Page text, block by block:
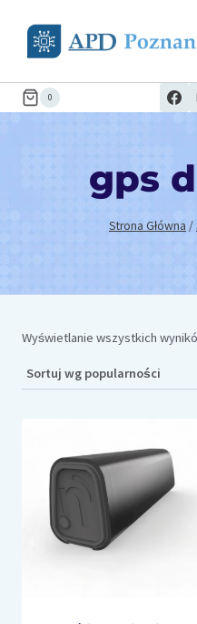
0
gps
Strona Główna /
Wyświetlanie wszystkich